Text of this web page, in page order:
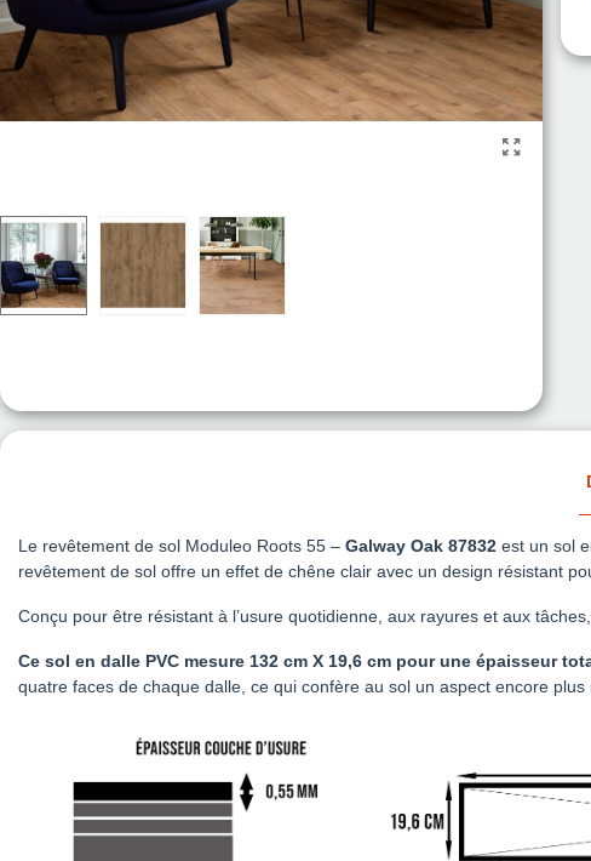
Le revêtement de sol Moduleo Roots 55 – Galway Oak 87832 est un sol
revêtement de sol offre un effet de chêne clair avec un design résistant
Conçu pour être résistant à l’usure quotidienne, aux rayures et aux
Ce sol en dalle PVC mesure 132 cm X 19,6 cm pour une épaisseur
quatre faces de chaque dalle, ce qui confère au sol un aspect encore plus